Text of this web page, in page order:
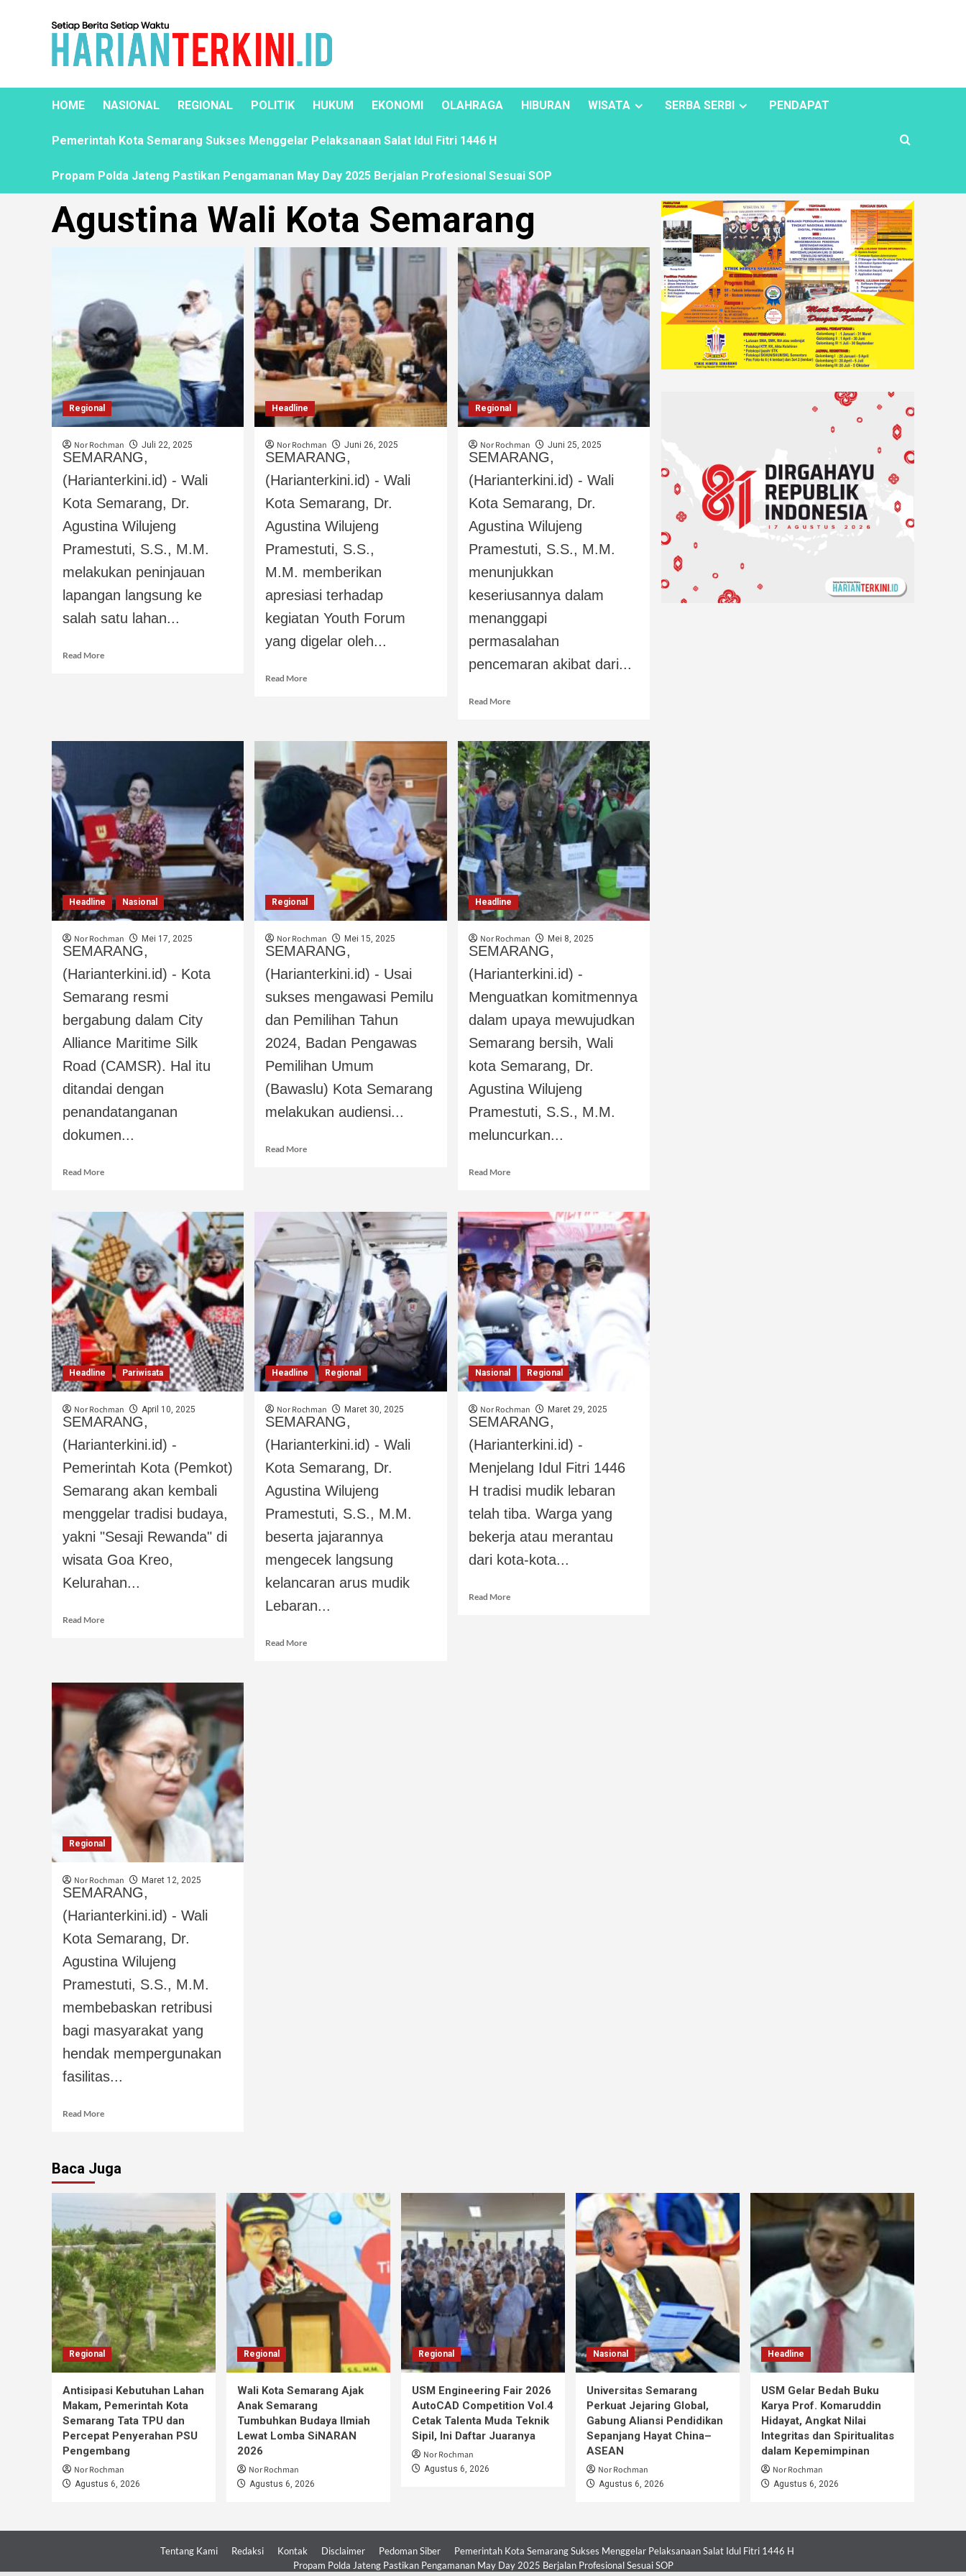
HOME NASIONAL REGIONAL POLITIK HUKUM EKONOMI OLAHRAGA HIBURAN WISATA SERBA SERBI PENDAPAT
Pemerintah Kota Semarang Sukses Menggelar Pelaksanaan Salat Idul Fitri 1446 H
Propam Polda Jateng Pastikan Pengamanan May Day 2025 Berjalan Profesional Sesuai SOP
Agustina Wali Kota Semarang
Regional
Nor Rochman Juli 22, 2025
SEMARANG,
(Harianterkini.id) - Wali
Kota Semarang, Dr.
Agustina Wilujeng
Pramestuti, S.S., M.M.
melakukan peninjauan
lapangan langsung ke
salah satu lahan...
Read More
Headline
Nor Rochman Juni 26, 2025
SEMARANG,
(Harianterkini.id) - Wali
Kota Semarang, Dr.
Agustina Wilujeng
Pramestuti, S.S.,
M.M. memberikan
apresiasi terhadap
kegiatan Youth Forum
yang digelar oleh...
Read More
Regional
Nor Rochman Juni 25, 2025
SEMARANG,
(Harianterkini.id) - Wali
Kota Semarang, Dr.
Agustina Wilujeng
Pramestuti, S.S., M.M.
menunjukkan
keseriusannya dalam
menanggapi
permasalahan
pencemaran akibat dari...
Read More
Headline Nasional
Nor Rochman Mei 17, 2025
SEMARANG,
(Harianterkini.id) - Kota
Semarang resmi
bergabung dalam City
Alliance Maritime Silk
Road (CAMSR). Hal itu
ditandai dengan
penandatanganan
dokumen...
Read More
Regional
Nor Rochman Mei 15, 2025
SEMARANG,
(Harianterkini.id) - Usai
sukses mengawasi Pemilu
dan Pemilihan Tahun
2024, Badan Pengawas
Pemilihan Umum
(Bawaslu) Kota Semarang
melakukan audiensi...
Read More
Headline
Nor Rochman Mei 8, 2025
SEMARANG,
(Harianterkini.id) -
Menguatkan komitmennya
dalam upaya mewujudkan
Semarang bersih, Wali
kota Semarang, Dr.
Agustina Wilujeng
Pramestuti, S.S., M.M.
meluncurkan...
Read More
Headline Pariwisata
Nor Rochman April 10, 2025
SEMARANG,
(Harianterkini.id) -
Pemerintah Kota (Pemkot)
Semarang akan kembali
menggelar tradisi budaya,
yakni "Sesaji Rewanda" di
wisata Goa Kreo,
Kelurahan...
Read More
Headline Regional
Nor Rochman Maret 30, 2025
SEMARANG,
(Harianterkini.id) - Wali
Kota Semarang, Dr.
Agustina Wilujeng
Pramestuti, S.S., M.M.
beserta jajarannya
mengecek langsung
kelancaran arus mudik
Lebaran...
Read More
Nasional Regional
Nor Rochman Maret 29, 2025
SEMARANG,
(Harianterkini.id) -
Menjelang Idul Fitri 1446
H tradisi mudik lebaran
telah tiba. Warga yang
bekerja atau merantau
dari kota-kota...
Read More
Regional
Nor Rochman Maret 12, 2025
SEMARANG,
(Harianterkini.id) - Wali
Kota Semarang, Dr.
Agustina Wilujeng
Pramestuti, S.S., M.M.
membebaskan retribusi
bagi masyarakat yang
hendak mempergunakan
fasilitas...
Read More
Baca Juga
Regional
Antisipasi Kebutuhan Lahan
Makam, Pemerintah Kota
Semarang Tata TPU dan
Percepat Penyerahan PSU
Pengembang
Nor Rochman
Agustus 6, 2026
Regional
Wali Kota Semarang Ajak
Anak Semarang
Tumbuhkan Budaya Ilmiah
Lewat Lomba SiNARAN
2026
Nor Rochman
Agustus 6, 2026
Regional
USM Engineering Fair 2026
AutoCAD Competition Vol.4
Cetak Talenta Muda Teknik
Sipil, Ini Daftar Juaranya
Nor Rochman
Agustus 6, 2026
Nasional
Universitas Semarang
Perkuat Jejaring Global,
Gabung Aliansi Pendidikan
Sepanjang Hayat China–
ASEAN
Nor Rochman
Agustus 6, 2026
Headline
USM Gelar Bedah Buku
Karya Prof. Komaruddin
Hidayat, Angkat Nilai
Integritas dan Spiritualitas
dalam Kepemimpinan
Nor Rochman
Agustus 6, 2026
Tentang Kami Redaksi Kontak Disclaimer Pedoman Siber
Pemerintah Kota Semarang Sukses Menggelar Pelaksanaan Salat Idul Fitri 1446 H
Propam Polda Jateng Pastikan Pengamanan May Day 2025 Berjalan Profesional Sesuai SOP